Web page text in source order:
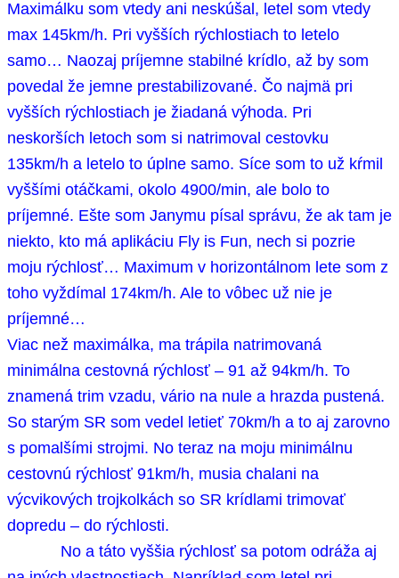
Maximálku som vtedy ani neskúšal, letel som vtedy
max 145km/h. Pri vyšších rýchlostiach to letelo
samo… Naozaj príjemne stabilné krídlo, až by som
povedal že jemne prestabilizované. Čo najmä pri
vyšších rýchlostiach je žiadaná výhoda. Pri
neskorších letoch som si natrimoval cestovku
135km/h a letelo to úplne samo. Síce som to už kŕmil
vyššími otáčkami, okolo 4900/min, ale bolo to
príjemné. Ešte som Janymu písal správu, že ak tam je
niekto, kto má aplikáciu Fly is Fun, nech si pozrie
moju rýchlosť… Maximum v horizontálnom lete som z
toho vyždímal 174km/h. Ale to vôbec už nie je
príjemné…
Viac než maximálka, ma trápila natrimovaná
minimálna cestovná rýchlosť – 91 až 94km/h. To
znamená trim vzadu, vário na nule a hrazda pustená.
So starým SR som vedel letieť 70km/h a to aj zarovno
s pomalšími strojmi. No teraz na moju minimálnu
cestovnú rýchlosť 91km/h, musia chalani na
výcvikových trojkolkách so SR krídlami trimovať
dopredu – do rýchlosti.
No a táto vyššia rýchlosť sa potom odráža aj